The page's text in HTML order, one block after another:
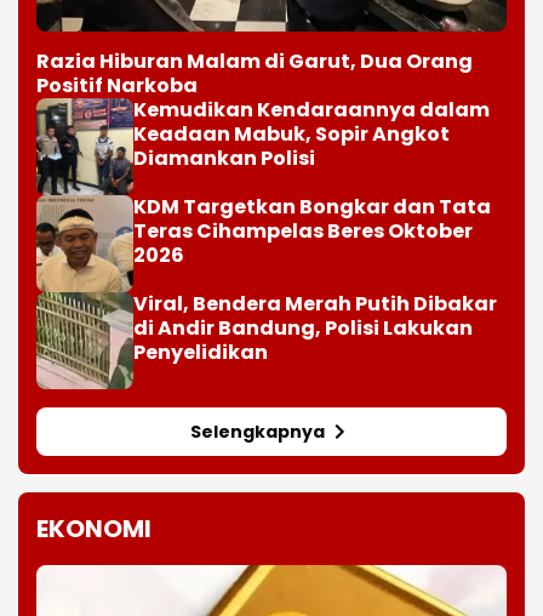
Razia Hiburan Malam di Garut, Dua Orang
Positif Narkoba
Kemudikan Kendaraannya dalam
Keadaan Mabuk, Sopir Angkot
Diamankan Polisi
KDM Targetkan Bongkar dan Tata
Teras Cihampelas Beres Oktober
2026
Viral, Bendera Merah Putih Dibakar
di Andir Bandung, Polisi Lakukan
Penyelidikan
Selengkapnya
EKONOMI